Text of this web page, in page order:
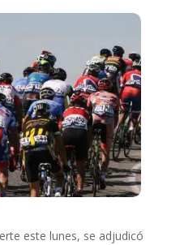
este lunes, se adjudicó